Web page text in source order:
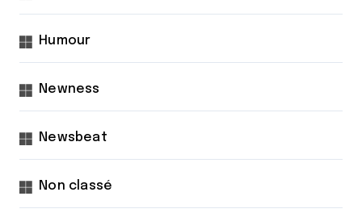
Humour
Newness
Newsbeat
Non classé